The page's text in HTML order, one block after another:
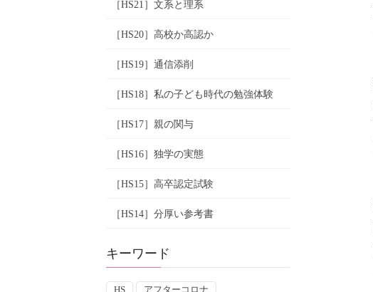
［HS21］文系と理系
［HS20］高校か高認か
［HS19］通信添削
［HS18］私の子ども時代の勉強体験
［HS17］親の関与
［HS16］独学の実態
［HS15］高卒認定試験
［HS14］分厚い参考書
キーワード
HS アフターコロナ